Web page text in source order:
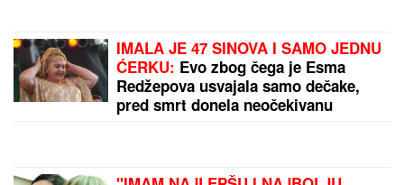
obezbeđenju: "Da slomim nogu"